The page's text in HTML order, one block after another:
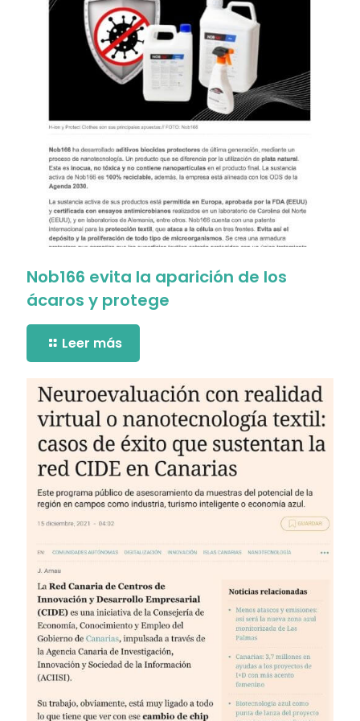
Nob166 evita la aparición de los
ácaros y protege
Leer más